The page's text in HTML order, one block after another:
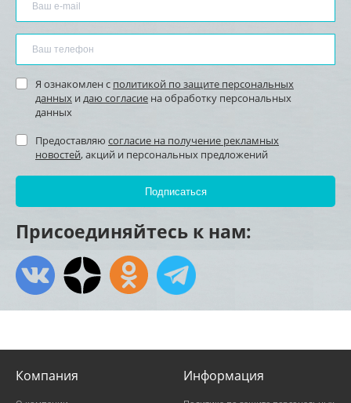
Я ознакомлен с политикой по защите персональных
данных и даю согласие на обработку персональных
данных
Предоставляю согласие на получение рекламных
новостей, акций и персональных предложений
Присоединяйтесь к нам:
Компания Информация